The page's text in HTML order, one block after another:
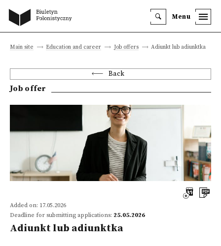
Menu
Main site Education and career Job offers Adiunkt lub adiunktka
Back
Job offer
Added on: 17.05.2026
Deadline for submitting applications: 25.05.2026
Adiunkt lub adiunktka